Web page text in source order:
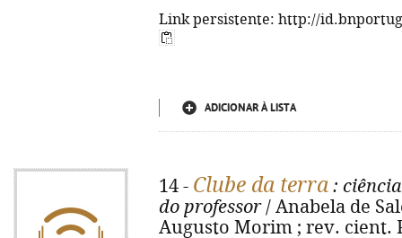
Link persistente: http://
ADICIONAR À LISTA
14 - Clube da terra :
do professor/ Anabela de
Augusto Morim ; rev. cient.